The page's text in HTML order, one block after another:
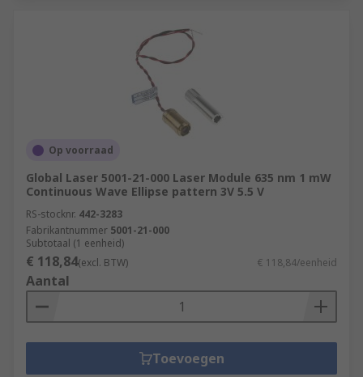
Op voorraad
Global Laser 5001-21-000 Laser Module 635 nm 1 mW
Continuous Wave Ellipse pattern 3V 5.5 V
RS-stocknr. 442-3283
Fabrikantnummer 5001-21-000
Subtotaal (1 eenheid)
€ 118,84(excl. BTW) € 118,84/eenheid
Aantal
Toevoegen